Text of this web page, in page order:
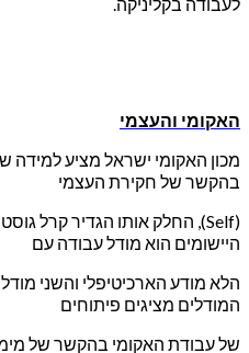
האקומי והעצמי
מכון האקומי ישראל מציע למידה
בהקשר של חקירת העצמי
(Self),
החלק אותו הגדיר קרל
היישומים הוא מודלעבודה עם
הלא מודע הארכיטיפלי והשני
המודלים מציגים פיתוחים
של עבודת האקומי בהקשר של